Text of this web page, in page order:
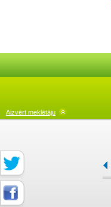
Aizvērt meklētāju